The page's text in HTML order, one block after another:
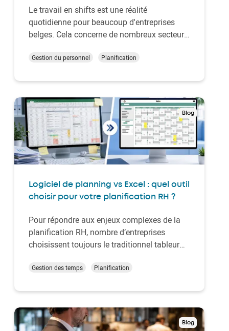
Le travail en shifts est une réalité
quotidienne pour beaucoup d'entreprises
belges. Cela concerne de nombreux secteurs
grande distribution, la construction, l'horeca,
ainsi que les secteurs IT et télé…
Gestion du personnel Planification
Blog
Logiciel de planning vs Excel : quel outil
choisir pour votre planification RH ?
Pour répondre aux enjeux complexes de la
planification RH, nombre d’entreprises
choisissent toujours le traditionnel tableur
outil de gestion pour relever les challenges
vous de meilleurs résultats en adoptant une
…
Gestion des temps Planification
Blog